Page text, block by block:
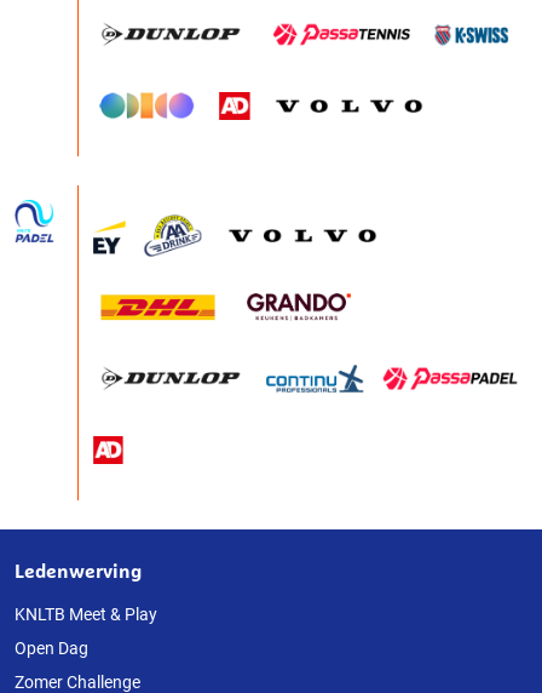
Over
deze
website
Ledenwerving
KNLTB Meet & Play
Open Dag
Zomer Challenge